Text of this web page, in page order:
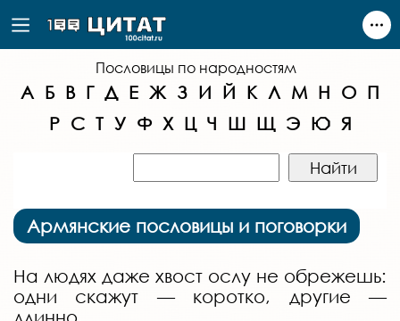
Пословицы по народностям
А Б В Г Д Е Ж З И Й К Л М Н О П
Р С Т У Ф Х Ц Ч Ш Щ Э Ю Я
Армянские пословицы и поговорки
На людях даже хвост ослу не обрежешь:
одни скажут — коротко, другие —